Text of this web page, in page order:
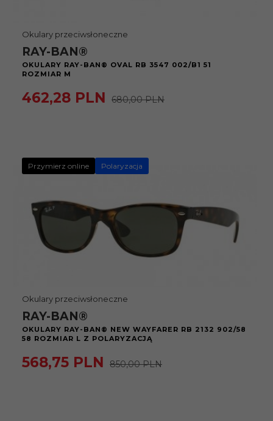
Okulary przeciwsłoneczne
RAY-BAN®
OKULARY RAY-BAN® OVAL RB 3547 002/B1 51
ROZMIAR M
462,28 PLN 680,00 PLN
Przymierz online Polaryzacja
Okulary przeciwsłoneczne
RAY-BAN®
OKULARY RAY-BAN® NEW WAYFARER RB 2132 902/58
58 ROZMIAR L Z POLARYZACJĄ
568,75 PLN 850,00 PLN